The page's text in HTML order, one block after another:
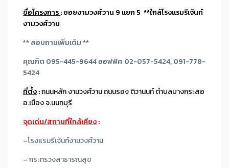
ชื่อโครงการ: ซอยงามวงศ์วาน 9 แยก 5 **ใกล้โรงแรมรีเจ้นท์
งามวงศ์วาน
** สอบถามเพิ่มเติม **
คุณกิต 095-445-9644 ออฟฟิศ 02-057-5424, 091-778-
5424
ที่ตั้ง:ถนนหลัก งามวงศ์วาน ถนนรอง ติวานนท์ ตำบลบางกระสอ
อ.เมือง จ.นนทบุรี
จุดเด่น/สถานที่ใกล้เคียง:
–โรงแรมรีเจ้นท์งามวงศ์วาน
– กระทรวงสาธารณสุข